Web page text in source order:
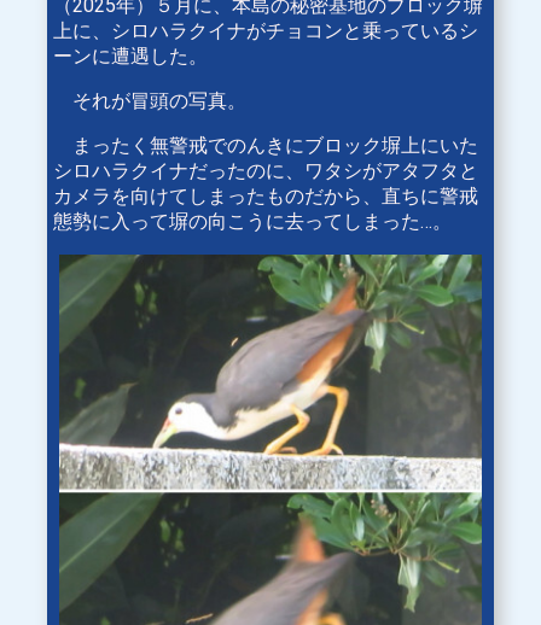
（2025年）５月に、本島の秘密基地のブロック塀
上に、シロハラクイナがチョコンと乗っているシ
ーンに遭遇した。
それが冒頭の写真。
まったく無警戒でのんきにブロック塀上にいた
シロハラクイナだったのに、ワタシがアタフタと
カメラを向けてしまったものだから、直ちに警戒
態勢に入って塀の向こうに去ってしまった…。